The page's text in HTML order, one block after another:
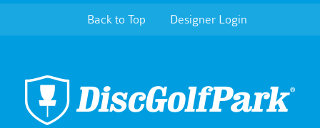
Back to Top Designer Login